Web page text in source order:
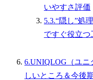
いやすさ評価
5.3.“隠し”処
ですぐ役立つ
6.UNIQLOG（ユニ
しいところ＆今後